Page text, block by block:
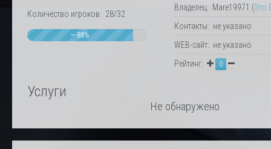
Количество игроков: 28/32
~ 88%
Владелец: Mare19971 (Это
Контакты: не указано
WEB-сайт: не указано
Рейтинг:
0
Услуги
Не обнаружено